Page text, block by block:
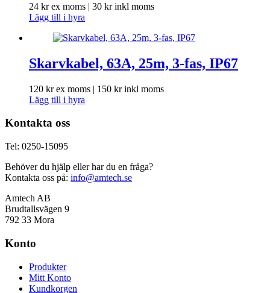
24 krex moms | 30 krinkl moms
Lägg till i hyra
Skarvkabel, 63A, 25m, 3-fas, IP67
120 krex moms | 150 krinkl moms
Lägg till i hyra
Kontakta oss
Tel: 0250-15095
Behöver du hjälp eller har du en fråga?
Kontakta oss på: info@amtech.se
Amtech AB
Brudtallsvägen 9
792 33 Mora
Konto
Produkter
Mitt Konto
Kundkorgen